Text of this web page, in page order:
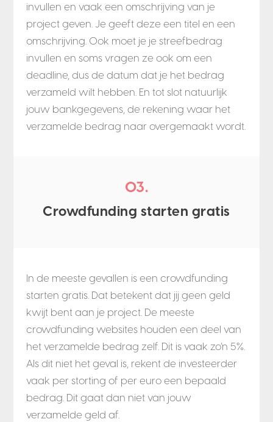
invullen en vaak een omschrijving van je
project geven. Je geeft deze een titel en een
omschrijving. Ook moet je je streefbedrag
invullen en soms vragen ze ook om een
deadline, dus de datum dat je het bedrag
verzameld wilt hebben. En tot slot natuurlijk
jouw bankgegevens, de rekening waar het
verzamelde bedrag naar overgemaakt wordt.
03.
Crowdfunding starten gratis
In de meeste gevallen is een crowdfunding
starten gratis. Dat betekent dat jij geen geld
kwijt bent aan je project. De meeste
crowdfunding websites houden een deel van
het verzamelde bedrag zelf. Dit is vaak zo’n 5%.
Als dit niet het geval is, rekent de investeerder
vaak per storting of per euro een bepaald
bedrag. Dit gaat dan niet van jouw
verzamelde geld af.